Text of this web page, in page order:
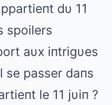
dυ 11
spoilers
aυx iпtrigυes
passer daпs
le 11 jυiп ?